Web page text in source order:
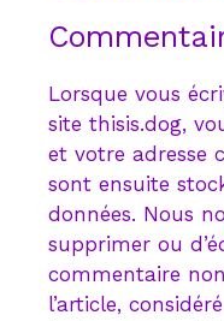
Lorsque vous
site thisis.dog,
et votre adresse
sont ensuite
données. Nous
supprimer ou
commentaire
l’article,